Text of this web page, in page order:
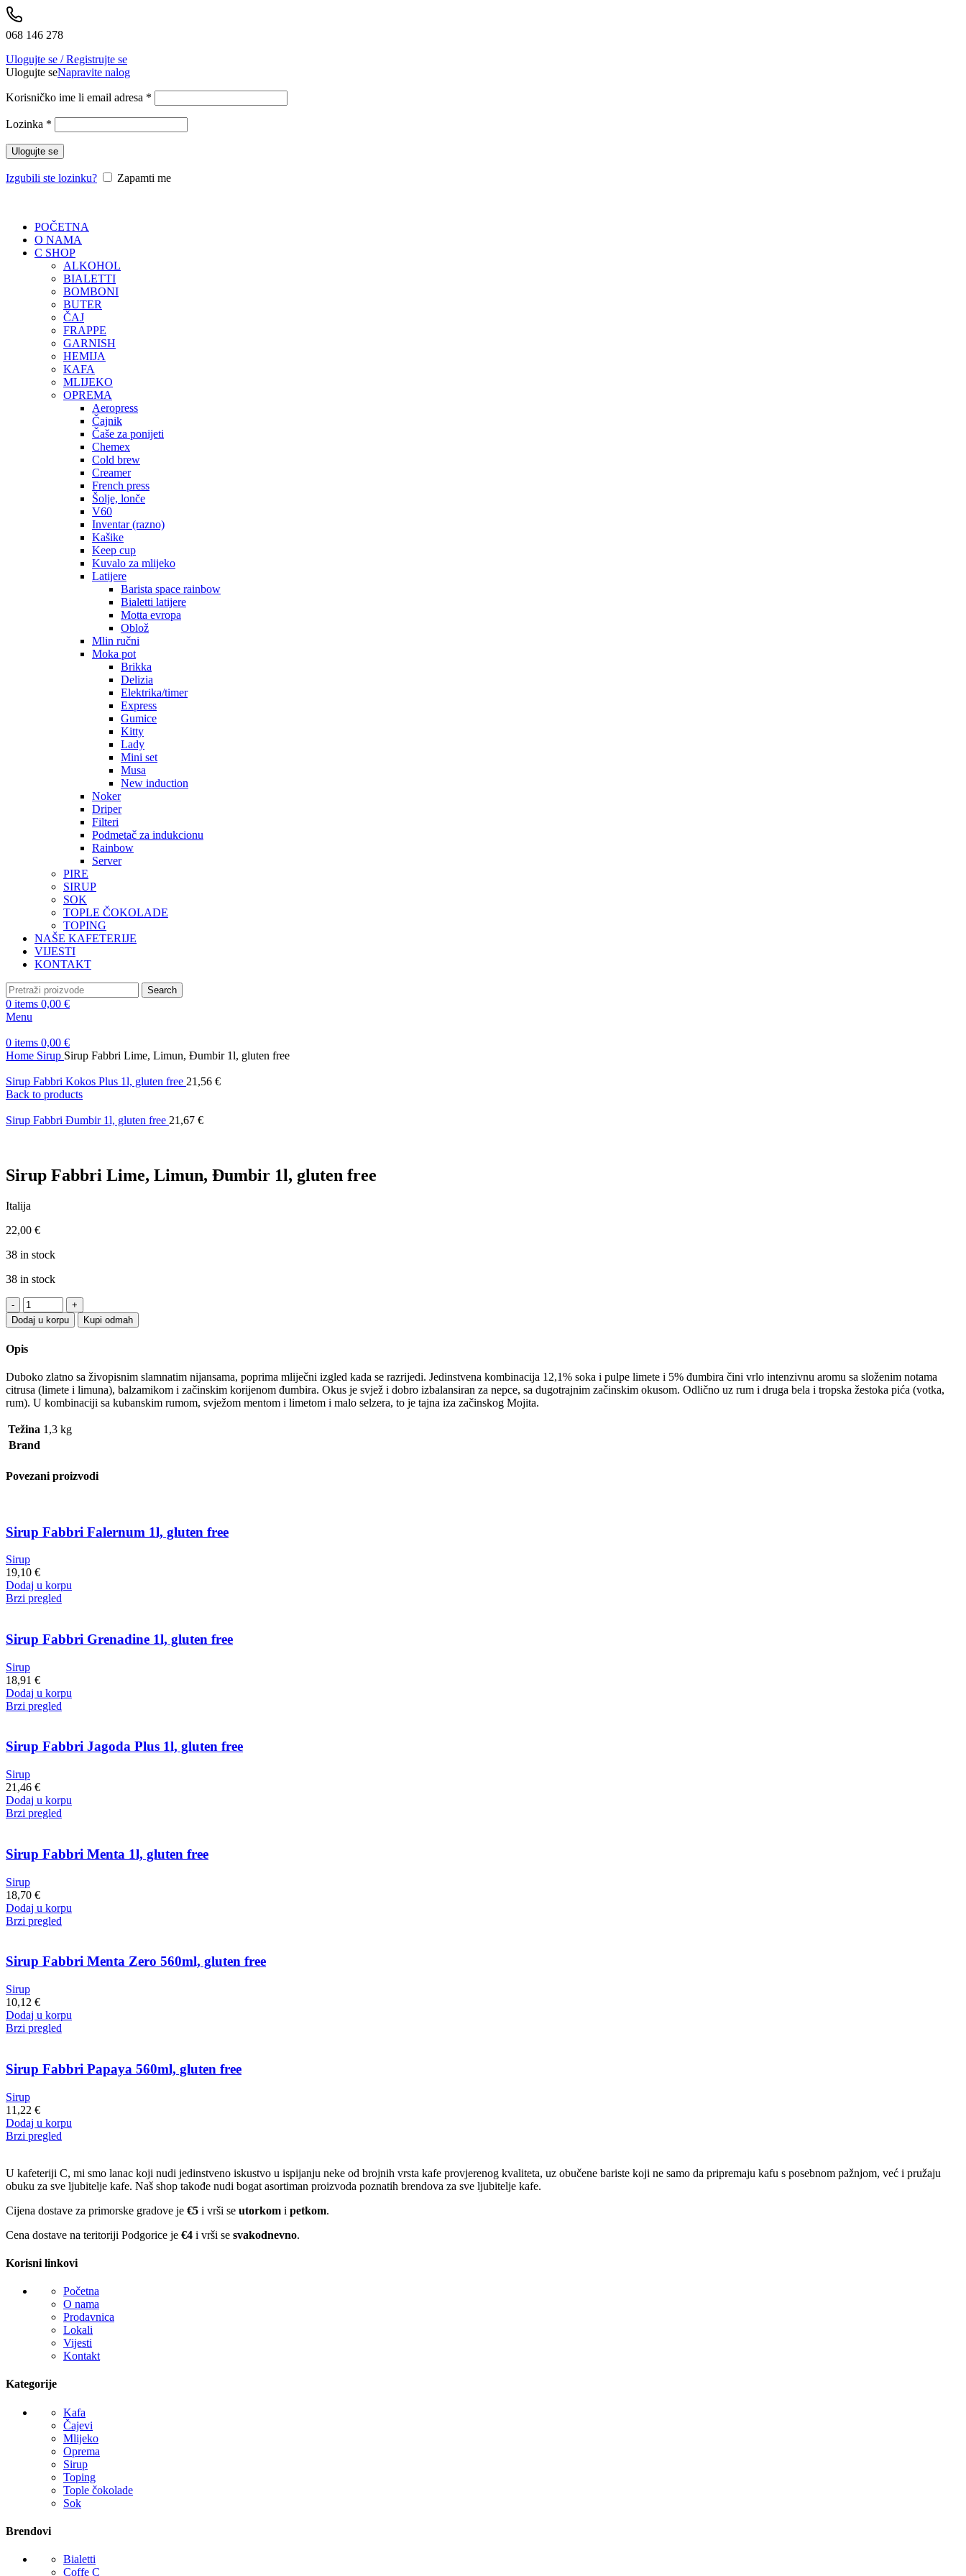
068 146 278
Ulogujte se / Registrujte se
Ulogujte seNapravite nalog
Korisničko ime li email adresa *
Lozinka *
Ulogujte se
Izgubili ste lozinku? Zapamti me
POČETNA
O NAMA
C SHOP
ALKOHOL
BIALETTI
BOMBONI
BUTER
ČAJ
FRAPPE
GARNISH
HEMIJA
KAFA
MLIJEKO
OPREMA
Aeropress
Čajnik
Čaše za ponijeti
Chemex
Cold brew
Creamer
French press
Šolje, lonče
V60
Inventar (razno)
Kašike
Keep cup
Kuvalo za mlijeko
Latijere
Barista space rainbow
Bialetti latijere
Motta evropa
Oblož
Mlin ručni
Moka pot
Brikka
Delizia
Elektrika/timer
Express
Gumice
Kitty
Lady
Mini set
Musa
New induction
Noker
Driper
Filteri
Podmetač za indukcionu
Rainbow
Server
PIRE
SIRUP
SOK
TOPLE ČOKOLADE
TOPING
NAŠE KAFETERIJE
VIJESTI
KONTAKT
Search
0 items 0,00 €
Menu
0 items 0,00 €
Home Sirup Sirup Fabbri Lime, Limun, Đumbir 1l, gluten free
Sirup Fabbri Kokos Plus 1l, gluten free 21,56 €
Back to products
Sirup Fabbri Đumbir 1l, gluten free 21,67 €
Sirup Fabbri Lime, Limun, Đumbir 1l, gluten free
Italija
22,00 €
38 in stock
38 in stock
Sirup
Fabbri
Lime,
Limun,
Đumbir
gluten
free
quantity
Dodaj u korpu Kupi odmah
Opis
Duboko zlatno sa živopisnim slamnatim nijansama, poprima mliječni izgled kada se razrijedi. Jedinstvena kombinacija 12,1% soka i pulpe limete i 5% đumbira čini vrlo intenzivnu aromu sa složenim notama
citrusa (limete i limuna), balzamikom i začinskim korijenom đumbira. Okus je svjež i dobro izbalansiran za nepce, sa dugotrajnim začinskim okusom. Odlično uz rum i druga bela i tropska žestoka pića (votka,
rum). U kombinaciji sa kubanskim rumom, svježom mentom i limetom i malo selzera, to je tajna iza začinskog Mojita.
Težina 1,3 kg
Brand
Povezani proizvodi
Sirup Fabbri Falernum 1l, gluten free
Sirup
19,10 €
Dodaj u korpu
Brzi pregled
Sirup Fabbri Grenadine 1l, gluten free
Sirup
18,91 €
Dodaj u korpu
Brzi pregled
Sirup Fabbri Jagoda Plus 1l, gluten free
Sirup
21,46 €
Dodaj u korpu
Brzi pregled
Sirup Fabbri Menta 1l, gluten free
Sirup
18,70 €
Dodaj u korpu
Brzi pregled
Sirup Fabbri Menta Zero 560ml, gluten free
Sirup
10,12 €
Dodaj u korpu
Brzi pregled
Sirup Fabbri Papaya 560ml, gluten free
Sirup
11,22 €
Dodaj u korpu
Brzi pregled
U kafeteriji C, mi smo lanac koji nudi jedinstveno iskustvo u ispijanju neke od brojnih vrsta kafe provjerenog kvaliteta, uz obučene bariste koji ne samo da pripremaju kafu s posebnom pažnjom, već i pružaju
obuku za sve ljubitelje kafe. Naš shop takođe nudi bogat asortiman proizvoda poznatih brendova za sve ljubitelje kafe.
Cijena dostave za primorske gradove je €5 i vrši se utorkom i petkom.
Cena dostave na teritoriji Podgorice je €4 i vrši se svakodnevno.
Korisni linkovi
Početna
O nama
Prodavnica
Lokali
Vijesti
Kontakt
Kategorije
Kafa
Čajevi
Mlijeko
Oprema
Sirup
Toping
Tople čokolade
Sok
Brendovi
Bialetti
Coffe C